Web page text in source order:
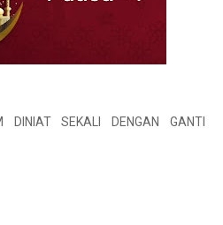
DINIAT SEKALI DENGAN GANTI